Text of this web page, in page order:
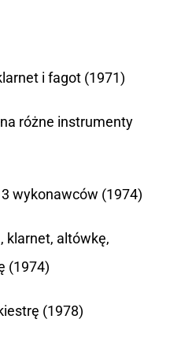
i fagot (1971)
różne instrumenty
wykonawców (1974)
klarnet, altówkę,
(1974)
(1978)